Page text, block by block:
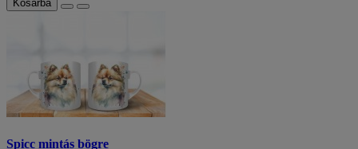
Kosárba
Spicc mintás bögre